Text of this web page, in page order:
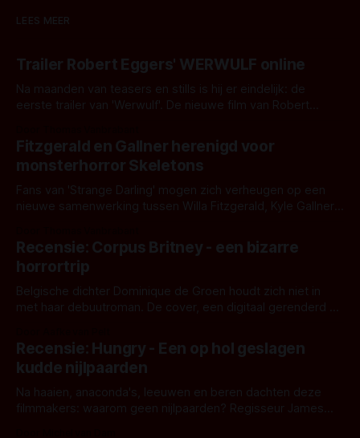
LEES MEER
Trailer Robert Eggers' WERWULF online
Na maanden van teasers en stills is hij er eindelijk: de
eerste trailer van 'Werwulf'. De nieuwe film van Robert
kille stijl vol folklore en mythe. Het topic deze keer is (kon
het het al raden?)... de weerwolf. Kijk je mee?
Fitzgerald en Gallner herenigd voor
monsterhorror Skeletons
Fans van 'Strange Darling' mogen zich verheugen op een
nieuwe samenwerking tussen Willa Fitzgerald, Kyle Gallner
'Skeletons', een nieuwe creature feature waarvoor de
opnames zijn gestart in Australië.
Recensie: Corpus Britney - een bizarre
horrortrip
Belgische dichter Dominique de Groen houdt zich niet in
met haar debuutroman. De cover, een digitaal gerenderd en
achtergrond, belooft iets kleurrijks maar onheilspellends,
iets ongrijpbaars. En dat maakt De Groen met ieder woord
waar.
Recensie: Hungry - Een op hol geslagen
kudde nijlpaarden
Na haaien, anaconda's, leeuwen en beren dachten deze
filmmakers: waarom geen nijlpaarden? Regisseur James